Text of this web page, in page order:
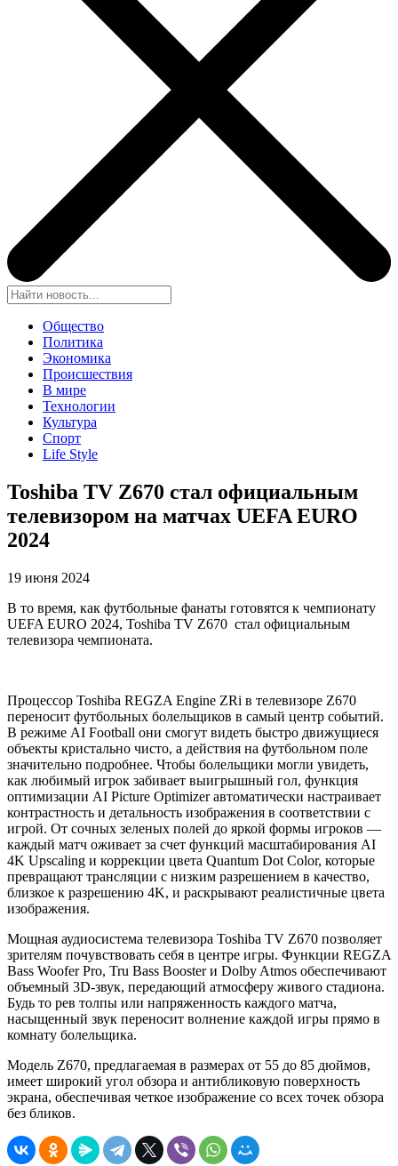
Общество
Политика
Экономика
Происшествия
В мире
Технологии
Культура
Спорт
Life Style
Toshiba TV Z670 стал официальным
телевизором на матчах UEFA EURO
2024
19 июня 2024
В то время, как футбольные фанаты готовятся к чемпионату
UEFA EURO 2024, Toshiba TV Z670 стал официальным
телевизора чемпионата.
Процессор Toshiba REGZA Engine ZRi в телевизоре Z670
переносит футбольных болельщиков в самый центр событий.
В режиме AI Football они смогут видеть быстро движущиеся
объекты кристально чисто, а действия на футбольном поле
значительно подробнее. Чтобы болельщики могли увидеть,
как любимый игрок забивает выигрышный гол, функция
оптимизации AI Picture Optimizer автоматически настраивает
контрастность и детальность изображения в соответствии с
игрой. От сочных зеленых полей до яркой формы игроков —
каждый матч оживает за счет функций масштабирования AI
4K Upscaling и коррекции цвета Quantum Dot Color, которые
превращают трансляции с низким разрешением в качество,
близкое к разрешению 4K, и раскрывают реалистичные цвета
изображения.
Мощная аудиосистема телевизора Toshiba TV Z670 позволяет
зрителям почувствовать себя в центре игры. Функции REGZA
Bass Woofer Pro, Tru Bass Booster и Dolby Atmos обеспечивают
объемный 3D-звук, передающий атмосферу живого стадиона.
Будь то рев толпы или напряженность каждого матча,
насыщенный звук переносит волнение каждой игры прямо в
комнату болельщика.
Модель Z670, предлагаемая в размерах от 55 до 85 дюймов,
имеет широкий угол обзора и антибликовую поверхность
экрана, обеспечивая четкое изображение со всех точек обзора
без бликов.